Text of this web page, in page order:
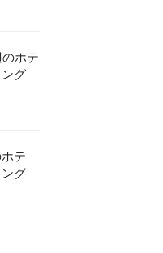
ホテ
グ
テ
グ